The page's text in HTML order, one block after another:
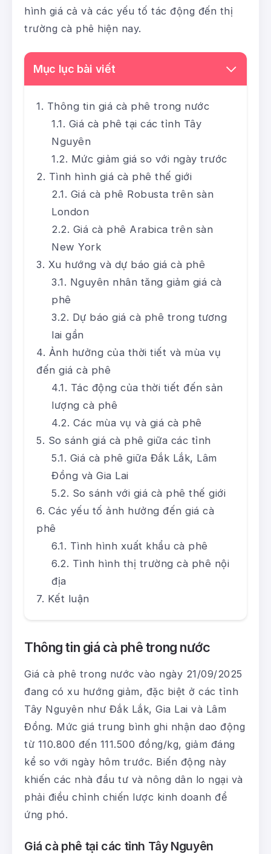
hình giá cả và các yếu tố tác động đến thị
trường cà phê hiện nay.
Mục lục bài viết
Thông tin giá cà phê trong nước
Giá cà phê tại các tỉnh Tây
Nguyên
Mức giảm giá so với ngày trước
Tình hình giá cà phê thế giới
Giá cà phê Robusta trên sàn
London
Giá cà phê Arabica trên sàn
New York
Xu hướng và dự báo giá cà phê
Nguyên nhân tăng giảm giá cà
phê
Dự báo giá cà phê trong tương
lai gần
Ảnh hưởng của thời tiết và mùa vụ
đến giá cà phê
Tác động của thời tiết đến sản
lượng cà phê
Các mùa vụ và giá cà phê
So sánh giá cà phê giữa các tỉnh
Giá cà phê giữa Đắk Lắk, Lâm
Đồng và Gia Lai
So sánh với giá cà phê thế giới
Các yếu tố ảnh hưởng đến giá cà
phê
Tình hình xuất khẩu cà phê
Tình hình thị trường cà phê nội
địa
Kết luận
Thông tin giá cà phê trong nước
Giá cà phê trong nước vào ngày 21/09/2025
đang có xu hướng giảm, đặc biệt ở các tỉnh
Tây Nguyên như Đắk Lắk, Gia Lai và Lâm
Đồng. Mức giá trung bình ghi nhận dao động
từ 110.800 đến 111.500 đồng/kg, giảm đáng
kể so với ngày hôm trước. Biến động này
khiến các nhà đầu tư và nông dân lo ngại và
phải điều chỉnh chiến lược kinh doanh để
ứng phó.
Giá cà phê tại các tỉnh Tây Nguyên